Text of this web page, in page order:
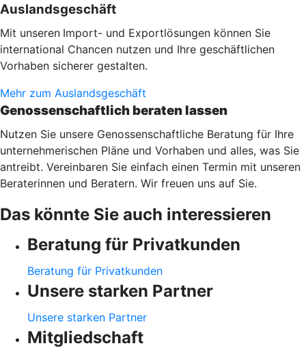
Auslandsgeschäft
Mit unseren Import- und Exportlösungen können Sie
international Chancen nutzen und Ihre geschäftlichen
Vorhaben sicherer gestalten.
Mehr zum Auslandsgeschäft
Genossenschaftlich beraten lassen
Nutzen Sie unsere Genossenschaftliche Beratung für Ihre
unternehmerischen Pläne und Vorhaben und alles, was Sie
antreibt. Vereinbaren Sie einfach einen Termin mit unseren
Beraterinnen und Beratern. Wir freuen uns auf Sie.
Das könnte Sie auch interessieren
Beratung für Privatkunden
Beratung für Privatkunden
Unsere starken Partner
Unsere starken Partner
Mitgliedschaft